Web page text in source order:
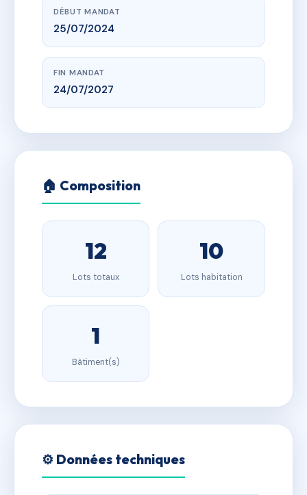
DÉBUT MANDAT
25/07/2024
FIN MANDAT
24/07/2027
🏠 Composition
12
Lots totaux
10
Lots habitation
1
Bâtiment(s)
⚙️ Données techniques